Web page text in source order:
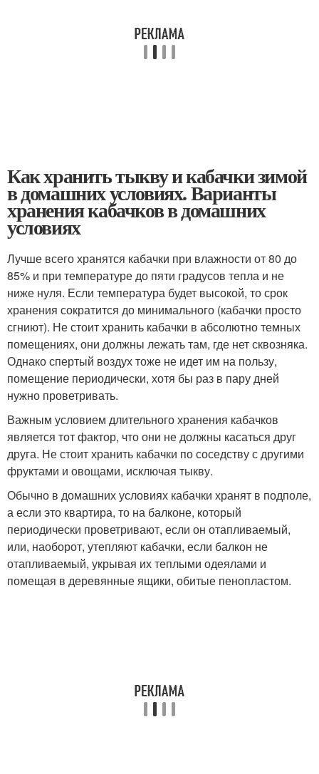
Как хранить тыкву и кабачки зимой
в домашних условиях. Варианты
хранения кабачков в домашних
условиях
Лучше всего хранятся кабачки при влажности от 80 до
85% и при температуре до пяти градусов тепла и не
ниже нуля. Если температура будет высокой, то срок
хранения сократится до минимального (кабачки просто
сгниют). Не стоит хранить кабачки в абсолютно темных
помещениях, они должны лежать там, где нет сквозняка.
Однако спертый воздух тоже не идет им на пользу,
помещение периодически, хотя бы раз в пару дней
нужно проветривать.
Важным условием длительного хранения кабачков
является тот фактор, что они не должны касаться друг
друга. Не стоит хранить кабачки по соседству с другими
фруктами и овощами, исключая тыкву.
Обычно в домашних условиях кабачки хранят в подполе,
а если это квартира, то на балконе, который
периодически проветривают, если он отапливаемый,
или, наоборот, утепляют кабачки, если балкон не
отапливаемый, укрывая их теплыми одеялами и
помещая в деревянные ящики, обитые пенопластом.